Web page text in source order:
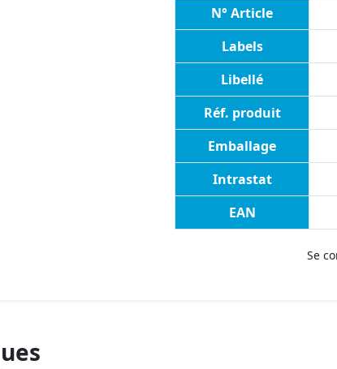
N° Article
Labels
Libellé
Réf. produit
Emballage
Intrastat
EAN
Se